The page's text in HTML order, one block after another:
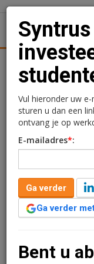
Uitgelicht
Syntrus
6 juni 2013 om
Syntrus Achmea
starters- en
belangen van
Vul hieronder uw
sturen u dan een
ontvang je op
E-mailadres*:
Ga verder
Ga verder
Bent u